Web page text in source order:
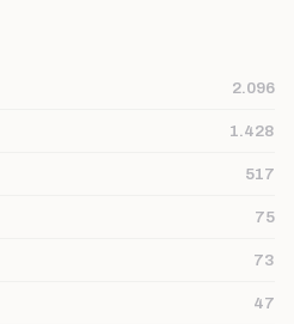
2.096
1.428
517
75
73
47